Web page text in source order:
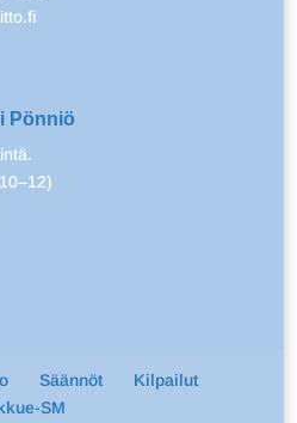
Pönniö
Säännöt
Kilpailut
SM